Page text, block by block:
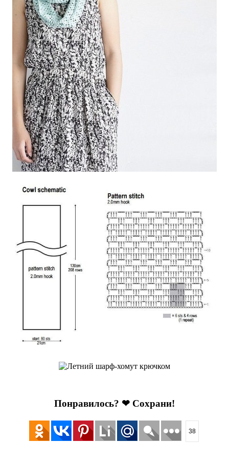
Понравилось? ❤ Сохрани!
38